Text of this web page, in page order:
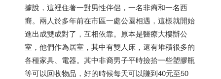
據說，這裡住著一對男性伴侶，一名非裔和一名西
裔。兩人於多年前在市區一處公園相遇，這樣就開始
進出成雙成對了，互相依靠。原本是醫療大樓辦公
室，他們作為居室，其中有雙人床，還有堆積很多的
各種家具、電器。其中非裔男子平時撿拾一些塑膠瓶
等可以回收物品，好的時候每天可以賺到40元至50